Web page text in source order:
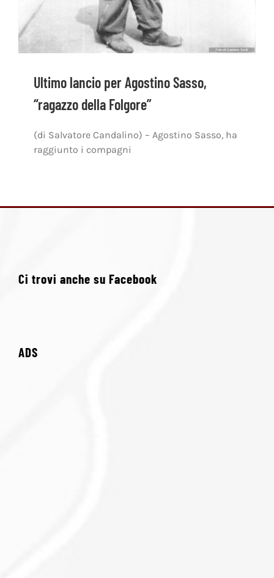
Ultimo lancio per Agostino Sasso,
“ragazzo della Folgore”
(di Salvatore Candalino) – Agostino Sasso, ha
raggiunto i compagni
Ci trovi anche su Facebook
ADS